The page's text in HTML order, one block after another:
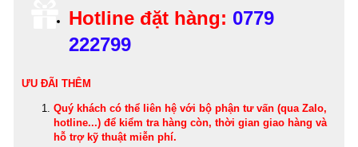
Hotline đặt hàng: 0779
222799
ƯU ĐÃI THÊM
Quý khách có thể liên hệ với bộ phận tư vấn (qua Zalo,
hotline...) để kiểm tra hàng còn, thời gian giao hàng và
hỗ trợ kỹ thuật miễn phí.